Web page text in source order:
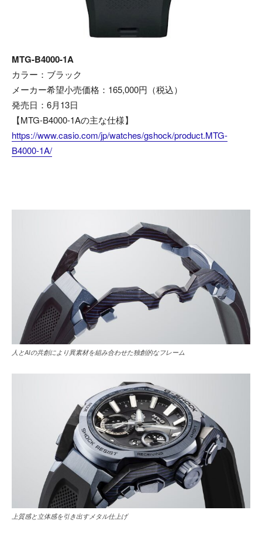
MTG-B4000-1A
カラー：ブラック
メーカー希望小売価格：165,000円（税込）
発売日：6月13日
【MTG-B4000-1Aの主な仕様】
https://www.casio.com/jp/watches/gshock/product.MTG-
B4000-1A/
人とAIの共創により異素材を組み合わせた独創的なフレーム
上質感と立体感を引き出すメタル仕上げ